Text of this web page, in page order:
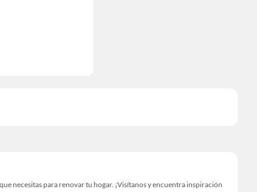
necesitas para renovar tu hogar. ¡Visítanos y encuentra inspiración